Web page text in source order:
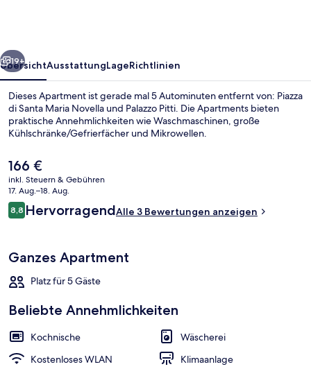
Apartment | Esszimmer
Weiter
19+
ÜbersichtAusstattungLageRichtlinien
Dieses Apartment ist gerade mal 5 Autominuten entfernt von: Piazza
di Santa Maria Novella und Palazzo Pitti. Die Apartments bieten
praktische Annehmlichkeiten wie Waschmaschinen, große
Kühlschränke/Gefrierfächer und Mikrowellen.
Der
aktuelle
Preis
beträgt
166 €.
166 €
inkl. Steuern & Gebühren
17. Aug.–18. Aug.
Bewertungen
8,88,8 von 10.
HervorragendAlle 3 Bewertungen anzeigen
Ganzes Apartment
Platz für 5 Gäste
Beliebte Annehmlichkeiten
Kochnische
Wäscherei
Kostenloses WLAN
Klimaanlage